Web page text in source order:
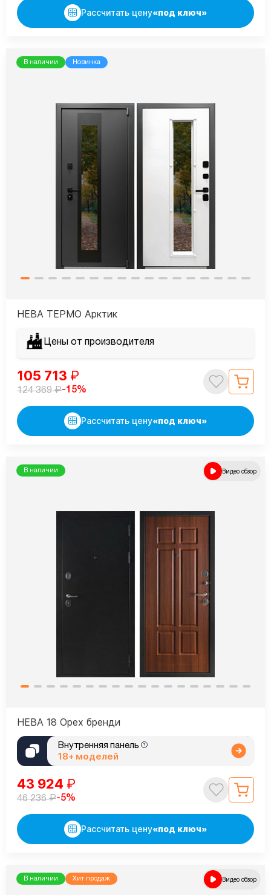
Рассчитать цену«под ключ»
В наличии Новинка
НЕВА ТЕРМО Арктик
Цены от производителя
105 713 ₽
124 369₽-15%
Рассчитать цену«под ключ»
В наличии Видео обзор
НЕВА 18 Орех бренди
Внутренняя панель
18+ моделей
43 924 ₽
46 236₽-5%
Рассчитать цену«под ключ»
В наличии Хит продаж Видео обзор